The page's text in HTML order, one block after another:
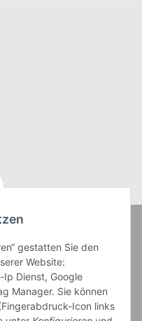
gestatten Sie den
Website:
Ip Dienst, Google
Manager. Sie können
Icon links